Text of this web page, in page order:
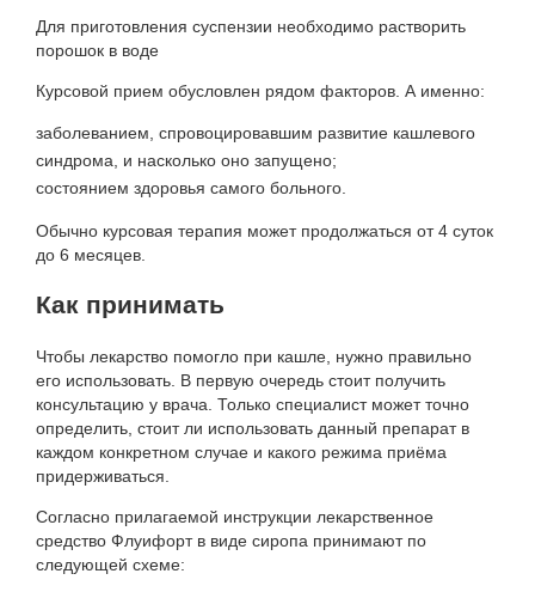
Для приготовления суспензии необходимо растворить
порошок в воде
Курсовой прием обусловлен рядом факторов. А именно:
заболеванием, спровоцировавшим развитие кашлевого
синдрома, и насколько оно запущено;
состоянием здоровья самого больного.
Обычно курсовая терапия может продолжаться от 4 суток
до 6 месяцев.
Как принимать
Чтобы лекарство помогло при кашле, нужно правильно
его использовать. В первую очередь стоит получить
консультацию у врача. Только специалист может точно
определить, стоит ли использовать данный препарат в
каждом конкретном случае и какого режима приёма
придерживаться.
Согласно прилагаемой инструкции лекарственное
средство Флуифорт в виде сиропа принимают по
следующей схеме: